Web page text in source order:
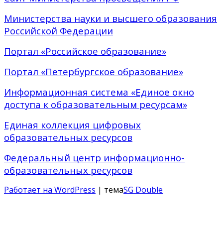
Министерства науки и высшего образования
Российской Федерации
Портал «Российское образование»
Портал «Петербургское образование»
Информационная система «Единое окно
доступа к образовательным ресурсам»
Единая коллекция цифровых
образовательных ресурсов
Федеральный центр информационно-
образовательных ресурсов
Работает на WordPress | темаSG Double